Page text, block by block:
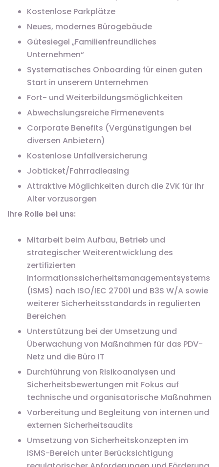
Kostenlose Parkplätze
Neues, modernes Bürogebäude
Gütesiegel „Familienfreundliches
Unternehmen“
Systematisches Onboarding für einen guten
Start in unserem Unternehmen
Fort- und Weiterbildungsmöglichkeiten
Abwechslungsreiche Firmenevents
Corporate Benefits (Vergünstigungen bei
diversen Anbietern)
Kostenlose Unfallversicherung
Jobticket/Fahrradleasing
Attraktive Möglichkeiten durch die ZVK für Ihr
Alter vorzusorgen
Ihre Rolle bei uns:
Mitarbeit beim Aufbau, Betrieb und
strategischer Weiterentwicklung des
zertifizierten
Informationssicherheitsmanagementsystems
(ISMS) nach ISO/IEC 27001 und B3S W/A sowie
weiterer Sicherheitsstandards in regulierten
Bereichen
Unterstützung bei der Umsetzung und
Überwachung von Maßnahmen für das PDV-
Netz und die Büro IT
Durchführung von Risikoanalysen und
Sicherheitsbewertungen mit Fokus auf
technische und organisatorische Maßnahmen
Vorbereitung und Begleitung von internen und
externen Sicherheitsaudits
Umsetzung von Sicherheitskonzepten im
ISMS-Bereich unter Berücksichtigung